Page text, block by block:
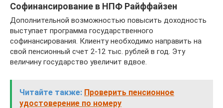
Софинансирование в НПФ Райффайзен
Дополнительной возможностью повысить доходность
выступает программа государственного
софинансирования. Клиенту необходимо направить на
свой пенсионный счет 2-12 тыс. рублей в год. Эту
величину государство увеличит вдвое.
Читайте также: Проверить пенсионное
удостоверение по номеру